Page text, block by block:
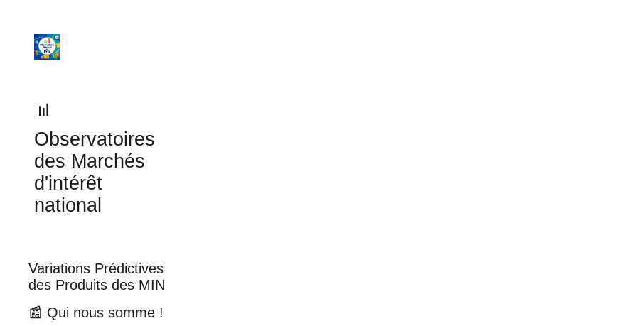
📊
Observatoires
des Marchés
d'intérêt
national
Variations Prédictives
des Produits des MIN
📰 Qui nous somme !